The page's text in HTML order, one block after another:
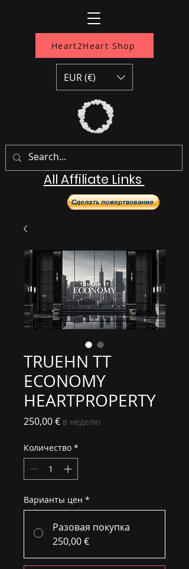
Heart2Heart Shop
All Affiliate Links
EUR (€)
TRUEHN TT
ECONOMY
HEARTPROPERTY
250,00 €Цена
в неделю
Количество *
Варианты цен *
Разовая покупка
250,00 €